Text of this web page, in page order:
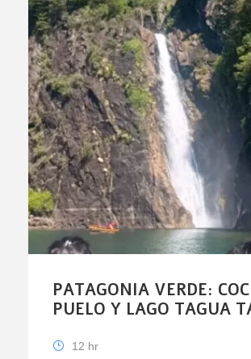
PATAGONIA VERDE:
PUELO Y LAGO TAGUA
12 hr